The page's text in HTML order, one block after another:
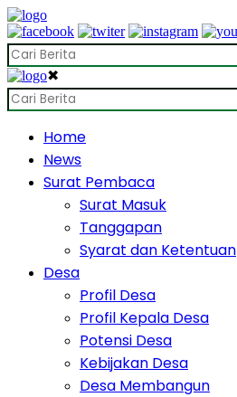
✖
Home
News
Surat Pembaca
Surat Masuk
Tanggapan
Syarat dan Ketentuan
Desa
Profil Desa
Profil Kepala Desa
Potensi Desa
Kebijakan Desa
Desa Membangun